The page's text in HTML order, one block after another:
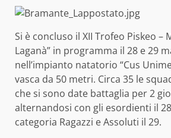
Si è concluso il XII Trofeo Piskeo –
Laganà” in programma il 28 e 29
nell’impianto natatorio “Cus
vasca da 50 metri. Circa 35 le
che si sono date battaglia per 2
alternandosi con gli esordienti il
categoria Ragazzi e Assoluti il 29.